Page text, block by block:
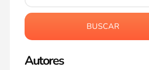
BUSCAR
Autores